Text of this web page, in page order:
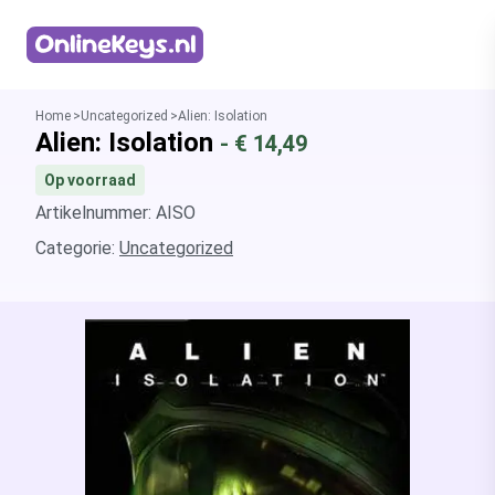
Home Uncategorized Alien: Isolation
Alien: Isolation - € 14,49
Op voorraad
Artikelnummer: AISO
Categorie: Uncategorized